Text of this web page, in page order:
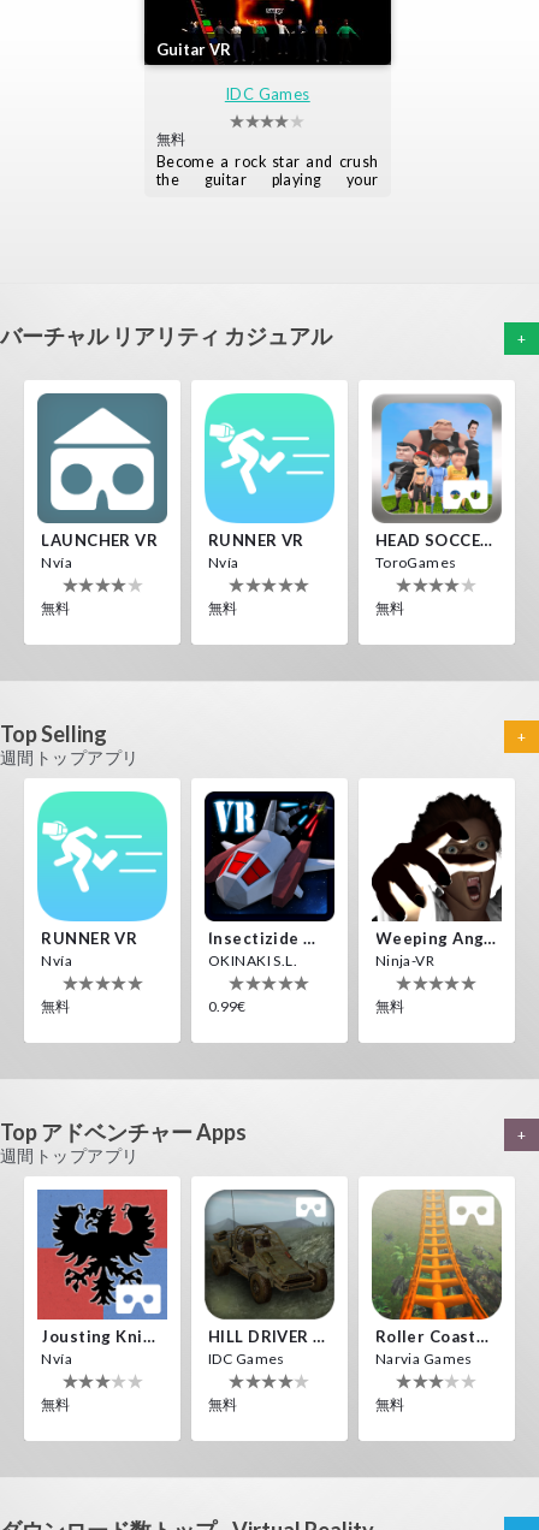
Guitar VR
IDC Games
無料
Become a rock star and crush
the guitar playing your
+
バーチャル リアリティ カジュアル
LAUNCHER VR
Nvía
無料
RUNNER VR
Nvía
無料
HEAD SOCCER VR
ToroGames
無料
UFO VR
ToroGames
無料
Voxel Fly
Cenda Games
無料
Guitar VR
IDC Games
無料
PANORAMA VR
Nvía ToroGames
無料 無料
ToroGames
+
Top Selling
週間トップアプリ
RUNNER VR
Nvía
無料
Insectizide Wars VR
OKINAKI S.L.
0.99€
Weeping Angels VR
Ninja-VR
無料
360 VR Movie Experience
ToroGames
10 Years Of Horror Nights
ToroGames
無料
Pigman VR
ToroGames
無料
Aliens Invasion VR Space VR
+
Top アドベンチャー Apps
週間トップアプリ
Jousting Knights VR
Nvía
無料
HILL DRIVER VR
IDC Games
無料
Roller Coaster VR
Narvia Games
無料